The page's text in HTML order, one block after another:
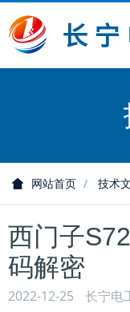
网站首页 技术
西门子
码解密
2022-12-25 长宁电